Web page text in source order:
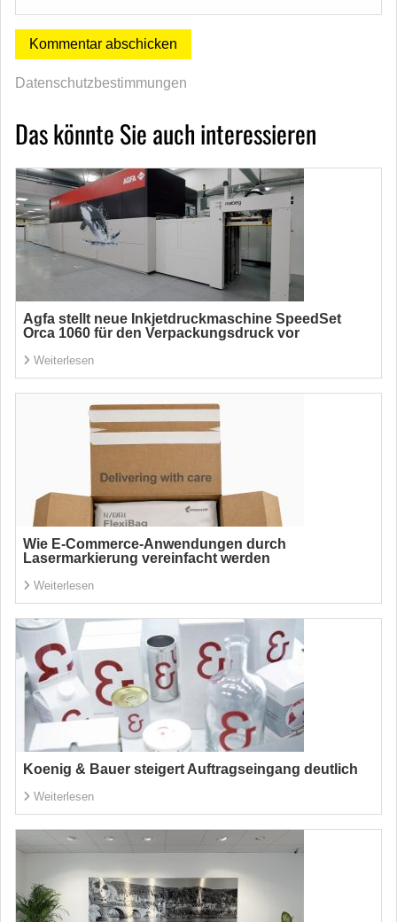
Datenschutzbestimmungen
Das könnte Sie auch interessieren
Agfa stellt neue Inkjetdruckmaschine SpeedSet
Orca 1060 für den Verpackungsdruck vor
Weiterlesen
Wie E-Commerce-Anwendungen durch
Lasermarkierung vereinfacht werden
Weiterlesen
Koenig & Bauer steigert Auftragseingang deutlich
Weiterlesen